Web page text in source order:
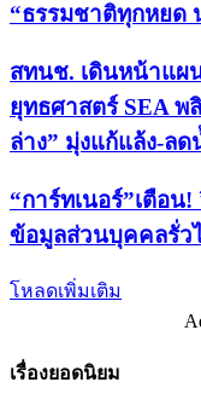
“ธรรมชาติทุกหยด
สทนช. เดินหน้าแผ
ยุทธศาสตร์ SEA พ
ล่าง” มุ่งแก้แล้ง-ล
“การ์ทเนอร์”เตือน
ข้อมูลส่วนบุคคลรั่ว
โหลดเพิ่มเติม
เรื่องยอดนิยม